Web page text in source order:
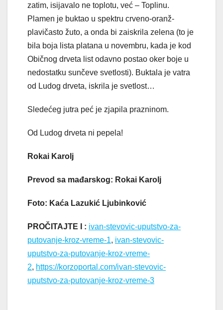
zatim, isijavalo ne toplotu, već – Toplinu.
Plamen je buktao u spektru crveno-oranž-
plavičasto žuto, a onda bi zaiskrila zelena (to je
bila boja lista platana u novembru, kada je kod
Običnog drveta list odavno postao oker boje u
nedostatku sunčeve svetlosti). Buktala je vatra
od Ludog drveta, iskrila je svetlost…
Sledećeg jutra peć je zjapila prazninom.
Od Ludog drveta ni pepela!
Rokai Karolj
Prevod sa mađarskog: Rokai Karolj
Foto: Kaća Lazukić Ljubinković
PROČITAJTE I : ivan-stevovic-uputstvo-za-
putovanje-kroz-vreme-1, ivan-stevovic-
uputstvo-za-putovanje-kroz-vreme-
2, https://korzoportal.com/ivan-stevovic-
uputstvo-za-putovanje-kroz-vreme-3